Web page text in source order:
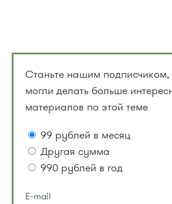
Станьте нашим
могли делать больше
материалов по этой теме
99 рублей в месяц
Другая сумма
990 рублей в год
E-mail